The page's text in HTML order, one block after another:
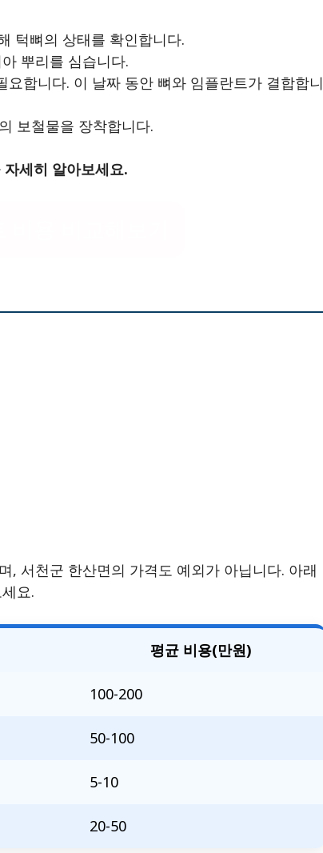
턱뼈의 상태를 확인합니다.
뿌리를 심습니다.
요합니다. 이 날짜 동안 뼈와 임플란트가 결합합니
보철물을 장착합니다.
세히 알아보세요.
, 서천군 한산면의 가격도 예외가 아닙니다. 아래
요.
평균 비용(만원)
100-200
50-100
5-10
20-50